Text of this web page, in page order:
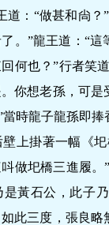
道：“做甚和尙
。”龍王道：“
何也？”行者笑
你想老孫，可
時龍子龍孫即捧
上掛著一幅《
做圯橋三進履。
是黃石公，此子
此三度，張良